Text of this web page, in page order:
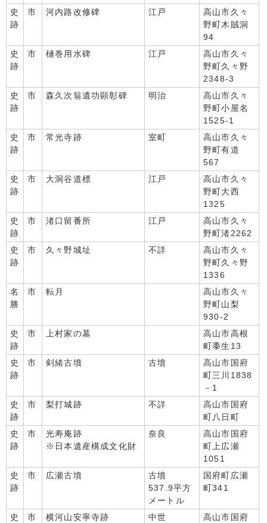
史
跡
市 河内路改修碑 江戸
高山市久々
野町木賊洞
94
史
跡
市 樋巻用水碑 江戸
高山市久々
野町久々野
2348-3
史
跡
市 森久次翁遺功顕彰碑 明治
高山市久々
野町小屋名
1525-1
史
跡
市 常光寺跡 室町
高山市久々
野町有道
567
史
跡
市 大洞谷道標 江戸
高山市久々
野町大西
1325
史
跡
市 渚口留番所 江戸
高山市久々
野町渚2262
史
跡
市 久々野城址 不詳
高山市久々
野町久々野
1336
名
勝
市 転月
高山市久々
野町山梨
930-2
史
跡
市 上村家の墓
高山市高根
町黍生13
史
跡
市 剣緒古墳 古墳
高山市国府
町三川1838
－1
史
跡
市 梨打城跡 不詳
高山市国府
町八日町
史
跡
市
光寿庵跡
※日本遺産構成文化財
奈良
高山市国府
町上広瀬
1051
史
跡
市 広瀬古墳
古墳
537.9平方
メートル
国府町広瀬
町341
史
市 横河山安寧寺跡 中世
高山市国府